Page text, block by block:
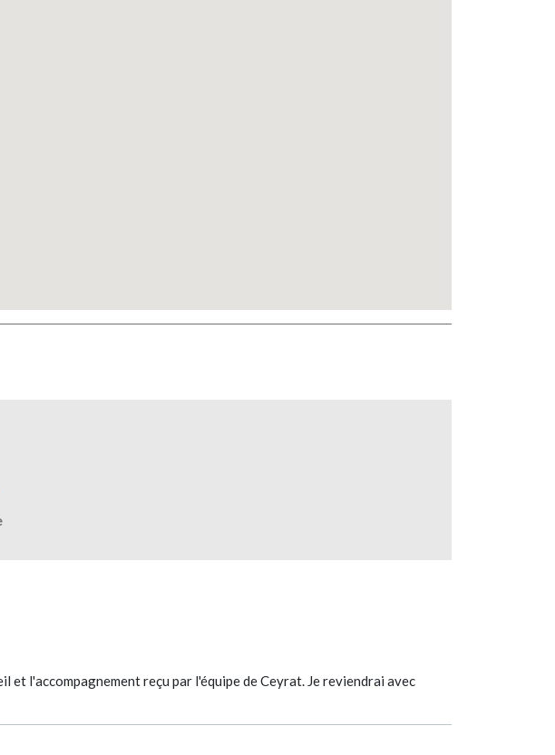
et l'accompagnement reçu par l'équipe de Ceyrat. Je reviendrai avec